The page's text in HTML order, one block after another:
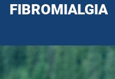
FIBROMIALGIA